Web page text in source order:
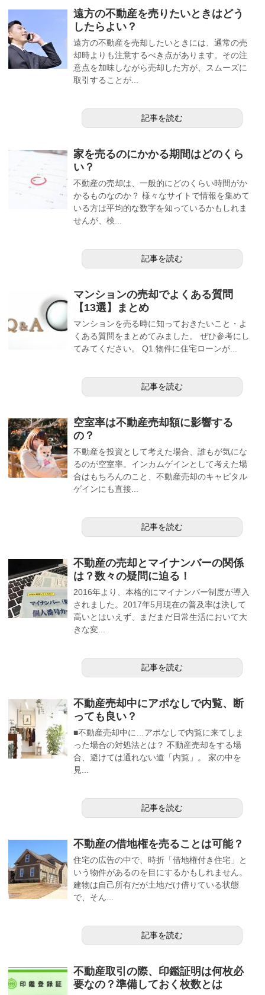
遠方の不動産を売りたいときはどう
したらよい？
遠方の不動産を売却したいときには、通常の売
却時よりも注意するべき点があります。その注
意点を加味しながら売却した方が、スムーズに
取引することが...
記事を読む
家を売るのにかかる期間はどのくら
い？
不動産の売却は、一般的にどのくらい時間がか
かるものなのか？ 様々なサイトで情報を集めて
いる方は平均的な数字を知っているかもしれま
せんが、検...
記事を読む
マンションの売却でよくある質問
【13選】まとめ
マンションを売る時に知っておきたいこと・よ
くある質問をまとめてみました。 ぜひ参考にし
てみてください。 Q1.物件に住宅ローンが...
記事を読む
空室率は不動産売却額に影響する
の？
不動産を投資として考えた場合、誰もが気にな
るのが空室率。インカムゲインとして考えた場
合はもちろんのこと、不動産売却のキャピタル
ゲインにも直接...
記事を読む
不動産の売却とマイナンバーの関係
は？数々の疑問に迫る！
2016年より、本格的にマイナンバー制度が導入
されました。2017年5月現在の普及率は決して
高いとはいえず、まだまだ日常生活において大
きな変...
記事を読む
不動産売却中にアポなしで内覧、断
っても良い？
■不動産売却中に…アポなしで内覧に来てしま
った場合の対処法とは？ 不動産売却をする場
合、避けては通れない道「内覧」。 家の中を
見...
記事を読む
不動産の借地権を売ることは可能？
住宅の広告の中で、時折「借地権付き住宅」と
いう物件があるのを目にするかもしれません。
建物は自己所有だが土地だけ借りている状態
で、そん...
記事を読む
不動産取引の際、印鑑証明は何枚必
要なの？準備しておく枚数とは